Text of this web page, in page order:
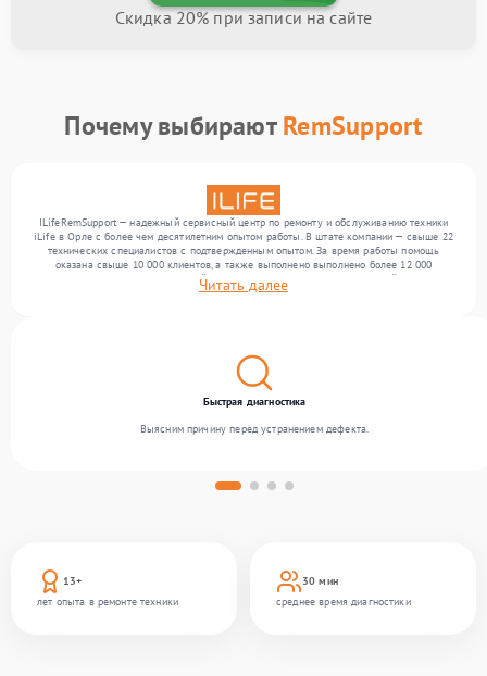
Скидка 20% при записи на сайте
Почему выбираютRemSupport
ILifeRemSupport — надежный сервисный центр по ремонту и обслуживанию техники
iLife в Орле с более чем десятилетним опытом работы. В штате компании — свыше 22
технических специалистов с подтвержденным опытом. За время работы помощь
оказана свыше 10 000 клиентов, а также выполнено выполнено более 12 000
ремонтов. Ежемесячно в сервисный центр поступает более 300 обращений, включая , ,
. Мы устраняем поломки любой сложности и обеспечиваем надежный результат
Читать далее
13+
лет опыта в ремонте техники
30 мин
среднее время диагностики
Быстрая диагностика
Выясним причину перед устранением дефекта.